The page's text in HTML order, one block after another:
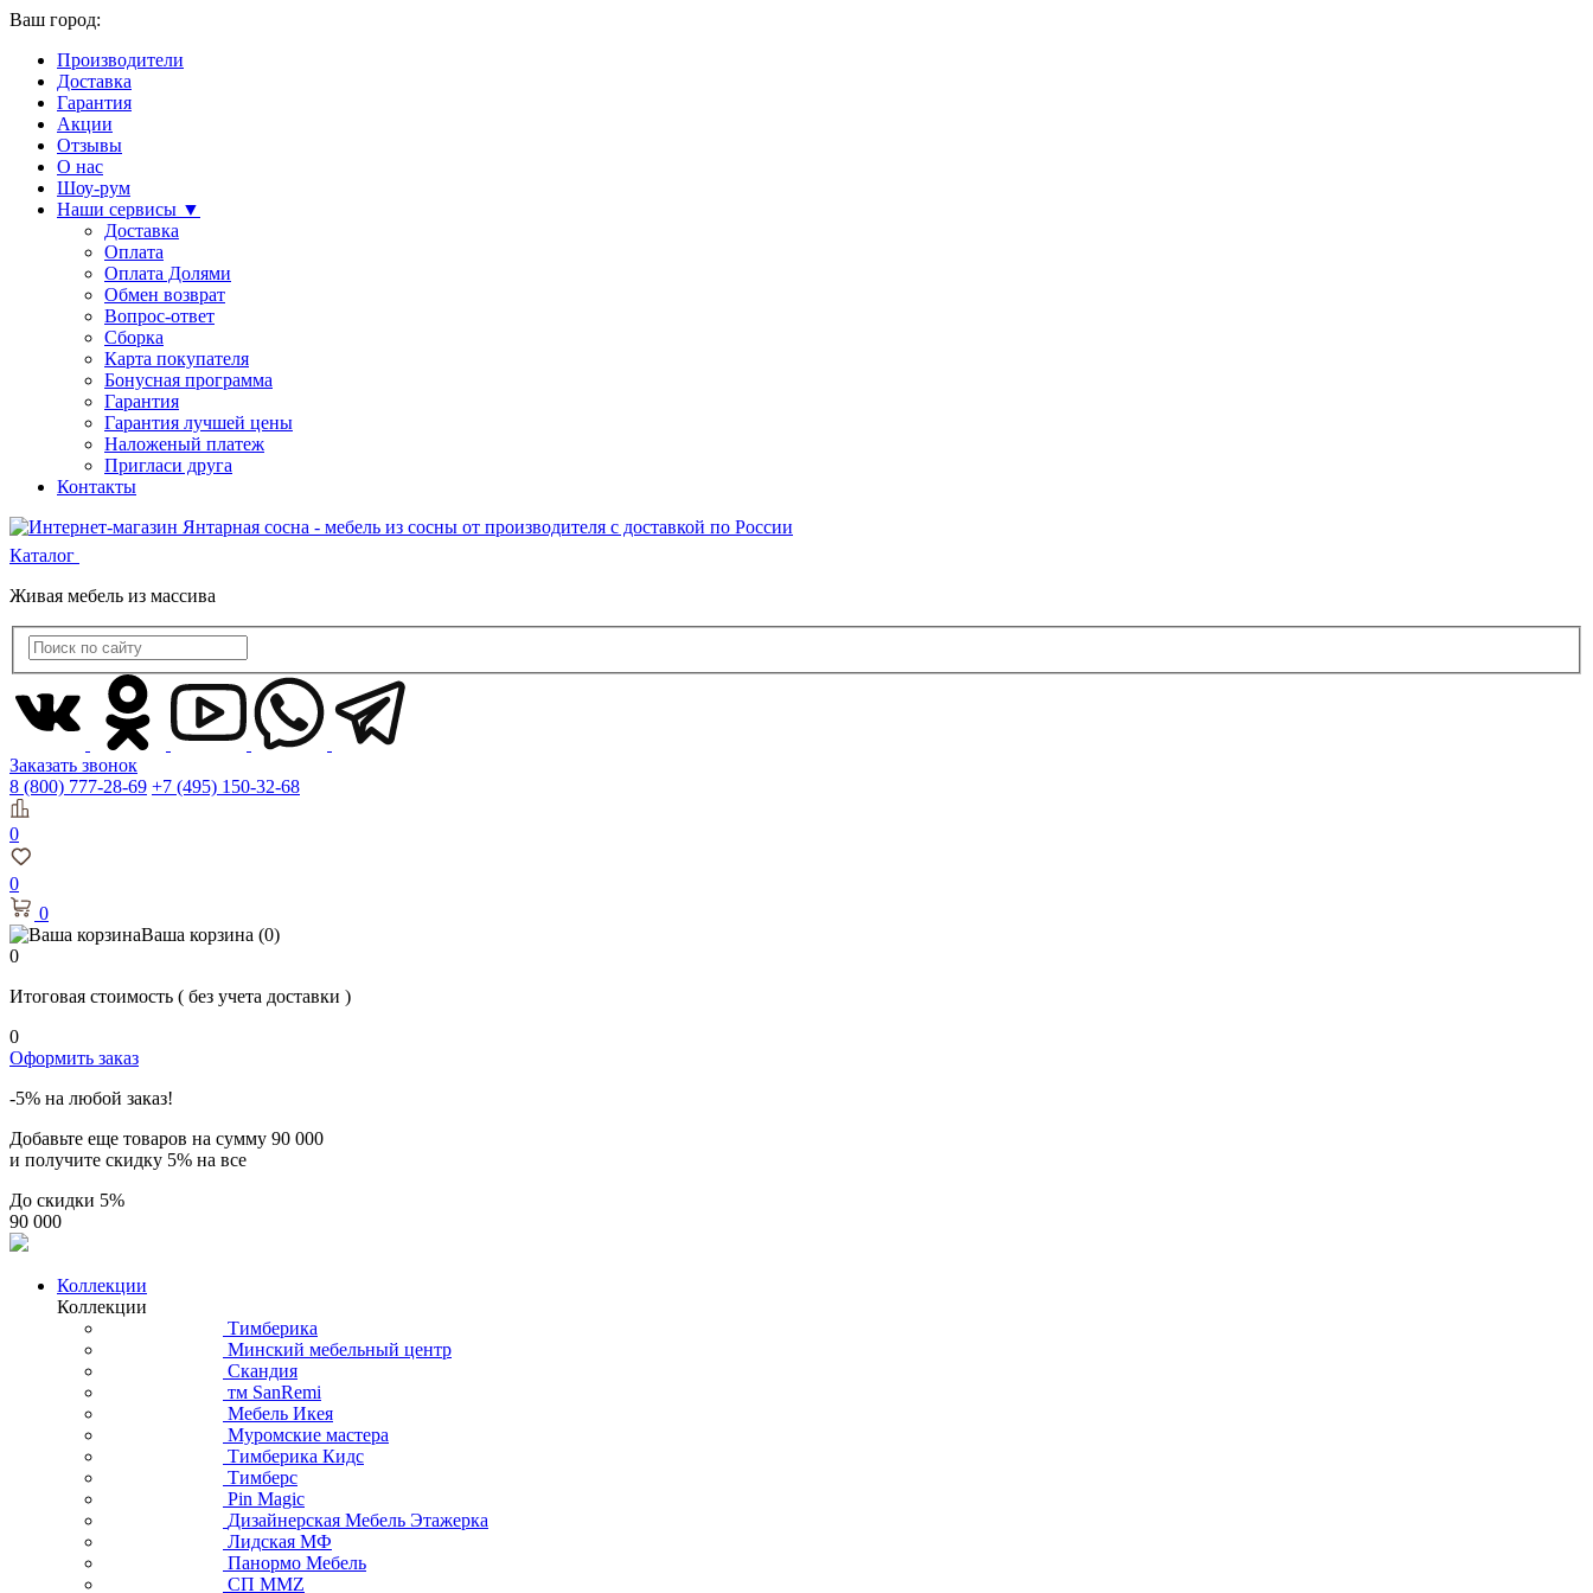
Ваш город:
Производители
Доставка
Гарантия
Акции
Отзывы
О нас
Шоу-рум
Наши сервисы ▼
Доставка
Оплата
Оплата Долями
Обмен возврат
Вопрос-ответ
Сборка
Карта покупателя
Бонусная программа
Гарантия
Гарантия лучшей цены
Наложеный платеж
Пригласи друга
Контакты
Каталог
Живая мебель из массива
Заказать звонок
8 (800) 777-28-69 +7 (495) 150-32-68
0
0
0
Ваша корзина (0)
0
Итоговая стоимость ( без учета доставки )
0
Оформить заказ
-5% на любой заказ!
Добавьте еще товаров на сумму 90 000
и получите скидку 5% на все
До скидки 5%
90 000
Коллекции
Коллекции
Тимберика
Минский мебельный центр
Скандия
тм SanRemi
Мебель Икея
Муромские мастера
Тимберика Кидс
Тимберс
Pin Magic
Дизайнерская Мебель Этажерка
Лидская МФ
Панормо Мебель
СП ММZ